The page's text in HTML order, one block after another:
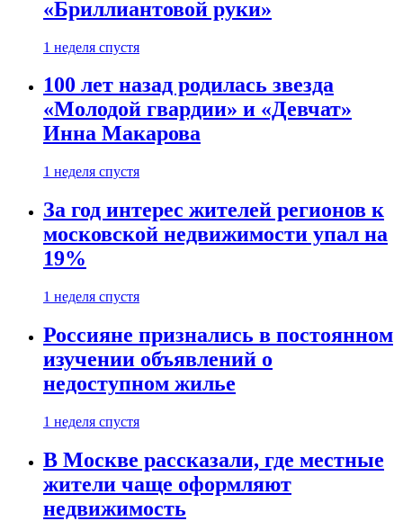
«Бриллиантовой руки»
1 неделя спустя
100 лет назад родилась звезда
«Молодой гвардии» и «Девчат»
Инна Макарова
1 неделя спустя
За год интерес жителей регионов к
московской недвижимости упал на
19%
1 неделя спустя
Россияне признались в постоянном
изучении объявлений о
недоступном жилье
1 неделя спустя
В Москве рассказали, где местные
жители чаще оформляют
недвижимость